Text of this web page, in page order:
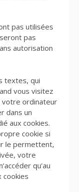
pas utilisées
pas
autorisation
textes, qui
vous visitez
votre ordinateur
dans un
aux cookies.
cookie si
le permettent,
votre
qu’au
cookies